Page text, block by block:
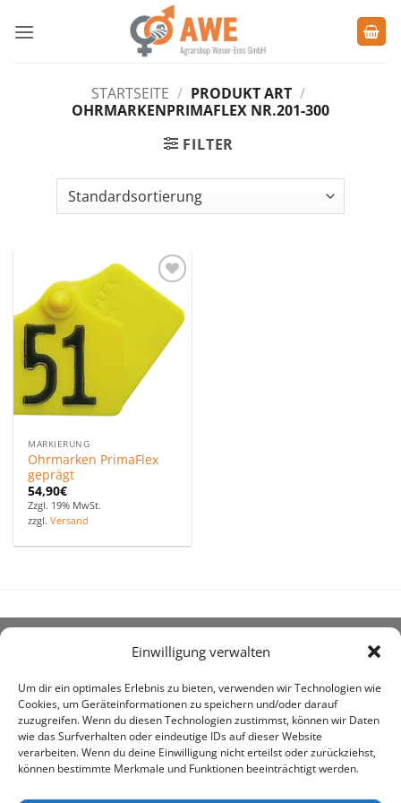
Einwilligung verwalten
Um dir ein optimales Erlebnis zu bieten, verwenden wir Technologien wie
Cookies, um Geräteinformationen zu speichern und/oder darauf
zuzugreifen. Wenn du diesen Technologien zustimmst, können wir Daten
wie das Surfverhalten oder eindeutige IDs auf dieser Website
verarbeiten. Wenn du deine Einwilligung nicht erteilst oder zurückziehst,
können bestimmte Merkmale und Funktionen beeinträchtigt werden.
Inhalt
STARTSEITE / PRODUKT ART /
OHRMARKENPRIMAFLEX NR.201-300
FILTER
Zu den
Favoriten
hinzufügen
MARKIERUNG
Ohrmarken PrimaFlex
geprägt
54,90€
Zzgl. 19% MwSt.
zzgl.Versand